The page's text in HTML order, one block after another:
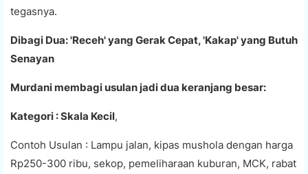
tegasnya.
Dibagi Dua: 'Receh' yang Gerak Cepat, 'Kakap' yang Butuh
Senayan
Murdani membagi usulan jadi dua keranjang besar:
Kategori : Skala Kecil,
Contoh Usulan : Lampu jalan, kipas mushola dengan harga
Rp250-300 ribu, sekop, pemeliharaan kuburan, MCK, rabat